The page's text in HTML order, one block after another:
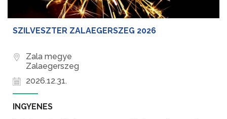
SZILVESZTER ZALAEGERSZEG 2026
Zala megye
Zalaegerszeg
2026.12.31.
INGYENES